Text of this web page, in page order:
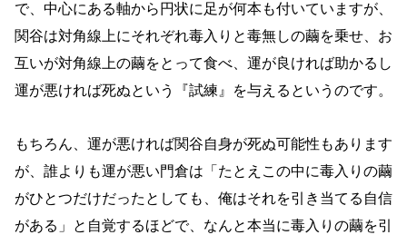
で、中心にある軸から円状に足が何本も付いていますが、
関谷は対角線上にそれぞれ毒入りと毒無しの繭を乗せ、お
互いが対角線上の繭をとって食べ、運が良ければ助かるし
運が悪ければ死ぬという『試練』を与えるというのです。
もちろん、運が悪ければ関谷自身が死ぬ可能性もあります
が、誰よりも運が悪い門倉は「たとえこの中に毒入りの繭
がひとつだけだったとしても、俺はそれを引き当てる自信
がある」と自覚するほどで、なんと本当に毒入りの繭を引